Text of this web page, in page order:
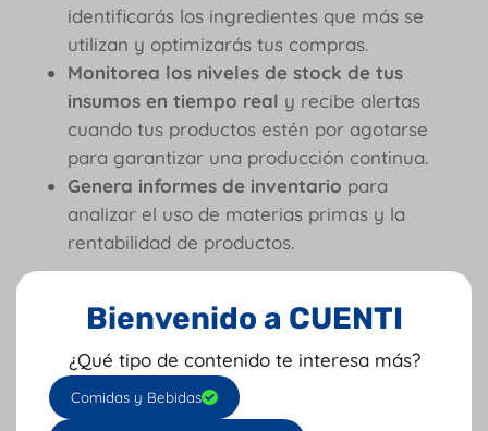
identificarás los ingredientes que más se
utilizan y optimizarás tus compras.
Monitorea los niveles de stock de tus
insumos en tiempo real y recibe alertas
cuando tus productos estén por agotarse
para garantizar una producción continua.
Genera informes de inventario para
analizar el uso de materias primas y la
rentabilidad de productos.
producto final y por tipo de insumo, para
identificar las áreas donde se genera
mayor desperdicio y tomar correcciones.
Analiza las causas de los desperdicios
Bienvenido a CUENTI
¿Qué tipo de contenido te interesa más?
Comidas y Bebidas